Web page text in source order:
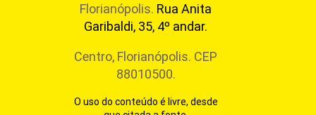
Florianópolis. Rua Anita
Garibaldi, 35, 4º andar.
Centro, Florianópolis. CEP
88010500.
O uso do conteúdo é livre, desde